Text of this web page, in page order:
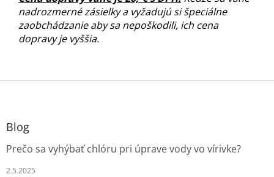
nadrozmerné zásielky a vyžadujú si špeciálne
zaobchádzanie aby sa nepoškodili, ich cena
dopravy je vyššia.
Z
Blog
Prečo sa vyhýbať chlóru pri úprave vody vo vírivke?
2.5.2025